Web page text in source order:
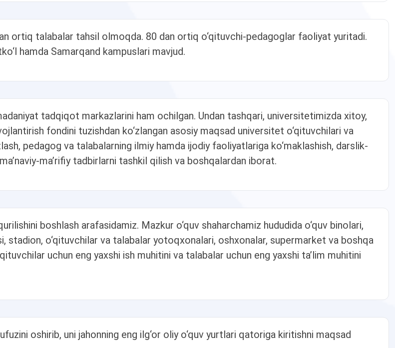
ortiq talabalar tahsil olmoqda. 80 dan ortiq o‘qituvchi-pedagoglar faoliyat yuritadi.
hamda Samarqand kampuslari mavjud.
tadqiqot markazlarini ham ochilgan. Undan tashqari, universitetimizda xitoy,
fondini tuzishdan ko‘zlangan asosiy maqsad universitet o‘qituvchilari va
pedagog va talabalarning ilmiy hamda ijodiy faoliyatlariga ko‘maklashish, darslik-
ma’rifiy tadbirlarni tashkil qilish va boshqalardan iborat.
boshlash arafasidamiz. Mazkur o‘quv shaharchamiz hududida o‘quv binolari,
stadion, o‘qituvchilar va talabalar yotoqxonalari, oshxonalar, supermarket va boshqa
uchun eng yaxshi ish muhitini va talabalar uchun eng yaxshi ta’lim muhitini
oshirib, uni jahonning eng ilg‘or oliy o‘quv yurtlari qatoriga kiritishni maqsad